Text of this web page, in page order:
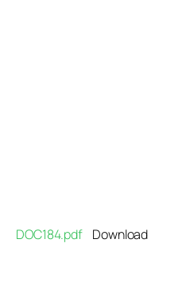
DOC184.pdf Download